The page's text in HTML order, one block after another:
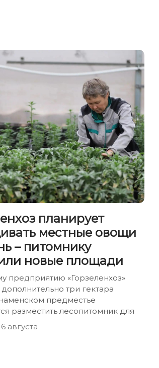
планирует
местные овощи
– питомнику
новые площади
предприятию «Горзеленхоз»
три гектара
предместье
разместить лесопитомник для
6 августа